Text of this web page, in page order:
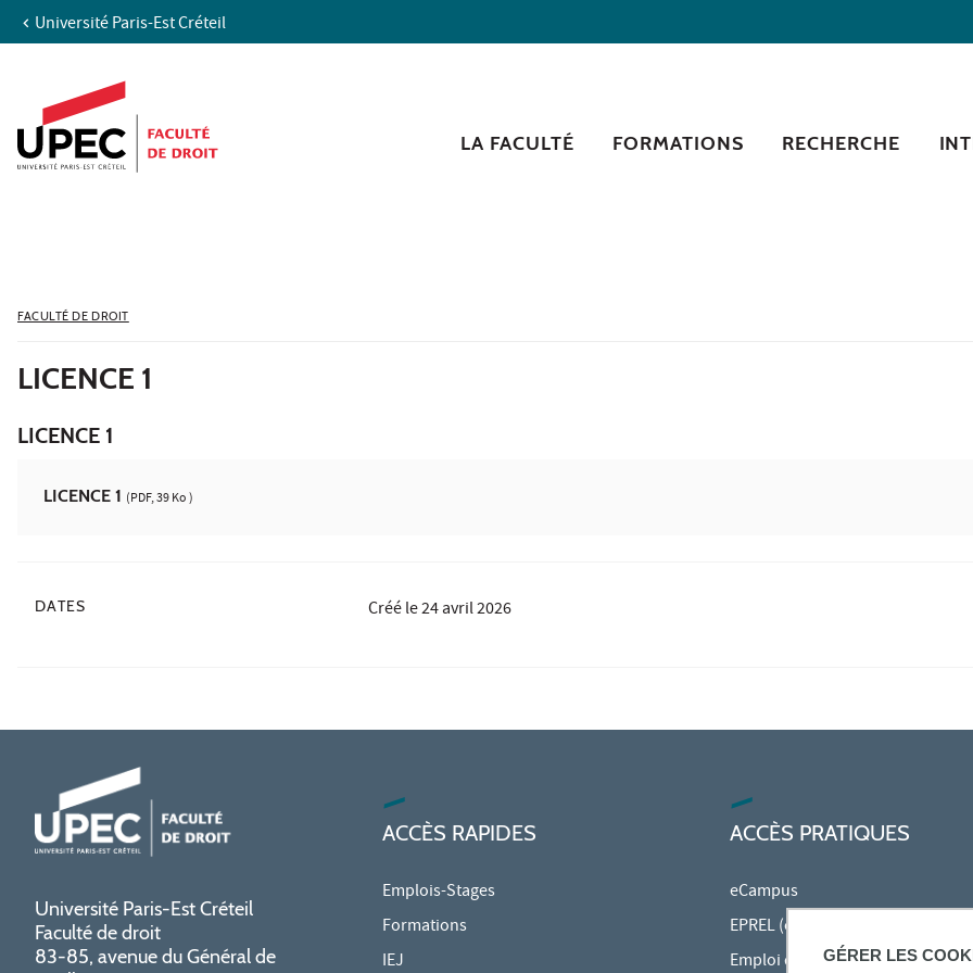
GÉRER LES
Aller au contenu
Accès directs
Recherche
Université Paris-Est Créteil
LA FACULTÉ FORMATIONS RECHERCHE
FACULTÉ DE DROIT
LICENCE 1
LICENCE 1
LICENCE 1 (PDF, 39 Ko )
DATES Créé le24 avril 2026
Université Paris-Est Créteil
Faculté de droit
83-85, avenue du Général de
ACCÈS RAPIDES
Emplois-Stages
Formations
IEJ
ACCÈS PRATIQUES
eCampus
EPREL (cours en ligne)
Emploi du temps en ligne (ADE)